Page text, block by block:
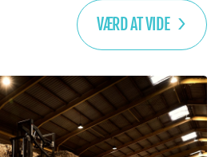
VÆRD AT VIDE